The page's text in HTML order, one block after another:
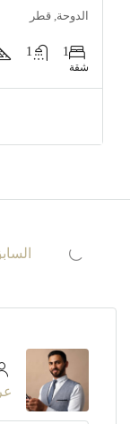
الدوحة, قطر
1
1
شقة